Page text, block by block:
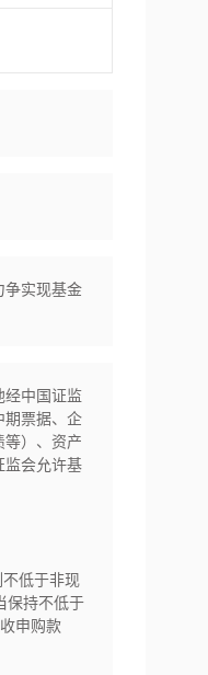
争实现基金
经中国证监
期票据、企
等）、资产
监会允许基
低于非现
保持不低于
申购款